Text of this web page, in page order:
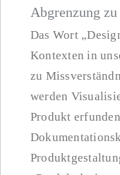
Abgrenzung
Das Wort
Kontexten in
zu
werden
Produkt